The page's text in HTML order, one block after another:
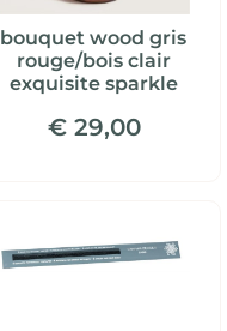
bouquet wood gris
rouge/bois clair
exquisite sparkle
€ 29,00